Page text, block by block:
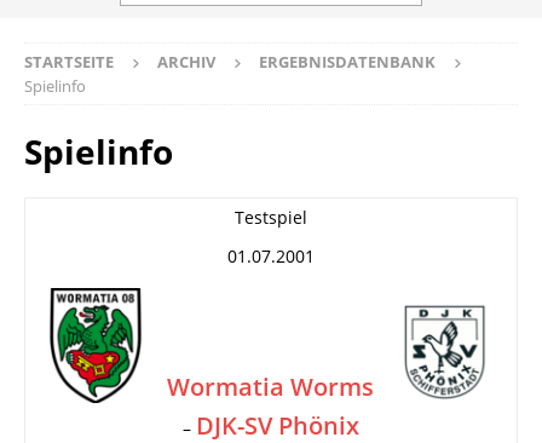
STARTSEITE ARCHIV
ERGEBNISDATENBANK
Spielinfo
Spielinfo
Testspiel
01.07.2001
Wormatia Worms
– DJK-SV Phönix